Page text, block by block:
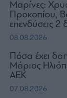
Μαρίνες:
Προκοπίου,
επενδύσεις 2
08.08.2026
Πόσα έχει
Μάριος
ΑΕΚ
07.08.2026